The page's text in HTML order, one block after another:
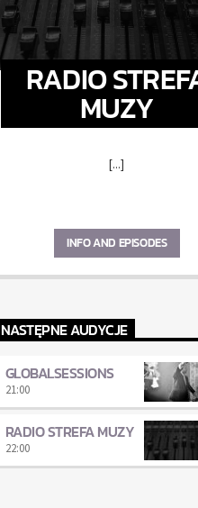
RADIO
MUZY
[...]
INFO AND EPISODES
NASTĘPNE AUDYCJE
GLOBALSESSIONS
21:00
RADIO STREFA MUZY
22:00